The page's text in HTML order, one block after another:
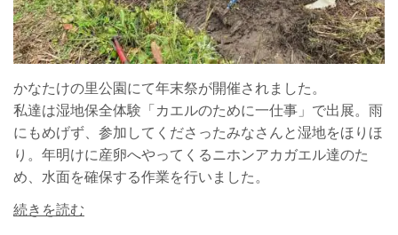
かなたけの里公園にて年末祭が開催されました。
私達は湿地保全体験「カエルのために一仕事」で出展。 雨
にもめげず、参加してくださったみなさんと湿地をほりほ
り。 年明けに産卵へやってくるニホンアカガエル達のた
め、水面を確保する作業を行いました。
続きを読む